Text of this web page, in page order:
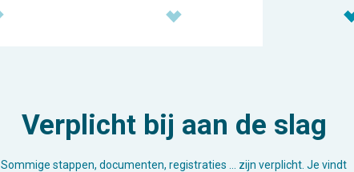
Verplicht bij aan de slag
Sommige stappen, documenten, registraties … zijn verplicht. Je vindt